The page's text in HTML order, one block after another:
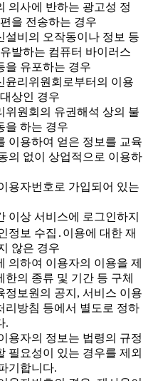
의사에 반하는 광고성 정
을 전송하는 경우
설비의 오작동이나 정보 등
발하는 컴퓨터 바이러스
을 유포하는 경우
윤리위원회로부터의 이용
상인 경우
위원회의 유권해석 상의 불
을 하는 경우
이용하여 얻은 정보를 교육
의 없이 상업적으로 이용하
용자번호로 가입되어 있는
이상 서비스에 로그인하지
정보 수집․이용에 대한 재
않은 경우
의하여 이용자의 이용을 제
한의 종류 및 기간 등 구체
정보원의 공지, 서비스 이용
리방침 등에서 별도로 정하
.
용자의 정보는 법령의 규정
필요성이 있는 경우를 제외
기합니다.